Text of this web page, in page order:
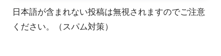
日本語が含まれない投稿は無視されますのでご注意
ください。（スパム対策）